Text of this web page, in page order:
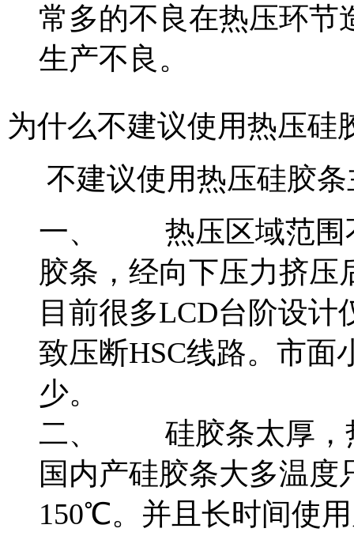
常多的不良在热压环节
生产不良。
为什么不建议使用热压硅
不建议使用热压硅胶
一、
热压区域范围
胶条，经向下压力挤压
目前很多LCD台阶设计
致压断HSC线路。市面
少。
二、
硅胶条太厚
国内产硅胶条大多温
150℃。并且长时间使